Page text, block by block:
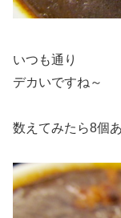
いつも通り
デカいですね～
数えてみたら8個